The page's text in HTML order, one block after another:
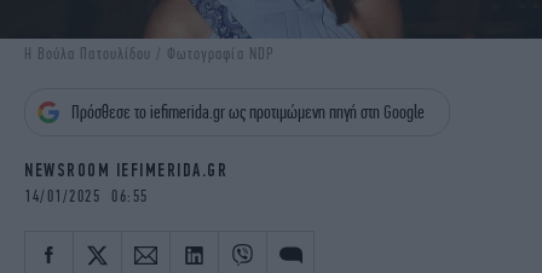
iAUTOKINITO
iOPINIONS
OSCARS
THE OCEAN
Η Βούλα Πατουλίδου / Φωτογραφία NDP
Πρόσθεσε το iefimerida.gr ως προτιμώμενη πηγή στη Google
NEWSROOM IEFIMERIDA.GR
14/01/2025 06:55